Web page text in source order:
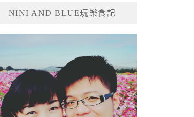
NINI AND BLUE玩樂食記